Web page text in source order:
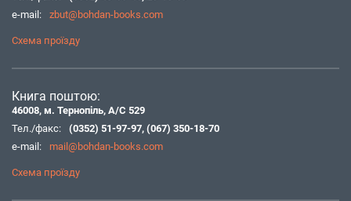
e-mail:
zbut@bohdan-books.com
Схема проїзду
Книга поштою:
46008, м. Тернопіль, А/С 529
Тел./факс:
(0352) 51-97-97, (067) 350-18-70
e-mail:
mail@bohdan-books.com
Схема проїзду